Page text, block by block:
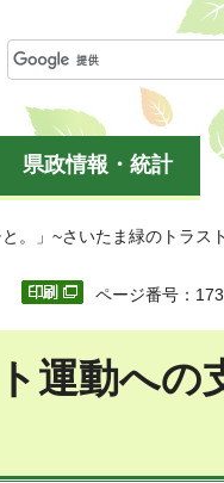
県政情報・統計
。」~さいたま緑のトラス
ページ番号：
運動への